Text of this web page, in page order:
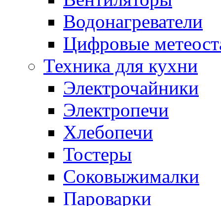
Водонагреватели
Цифровые
Техника для кухни
Электрочайники
Электропечи
Хлебопечи
Тостеры
Соковыжималки
Пароварки